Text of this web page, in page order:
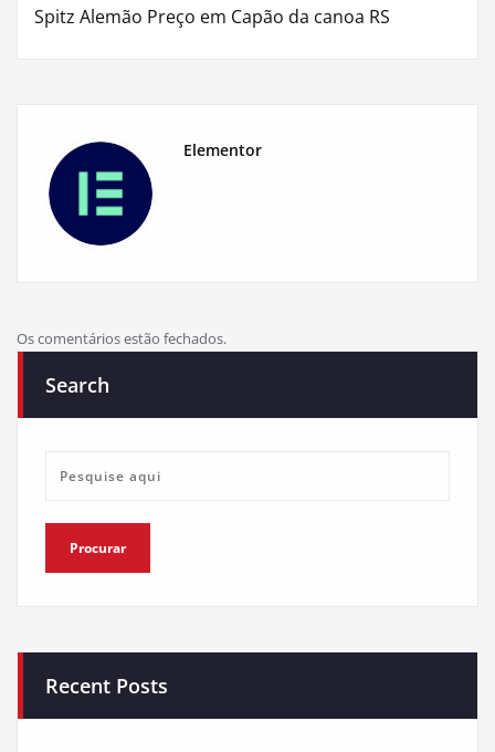
Spitz Alemão Preço em Capão da canoa RS
Elementor
Os comentários estão fechados.
Search
Recent Posts